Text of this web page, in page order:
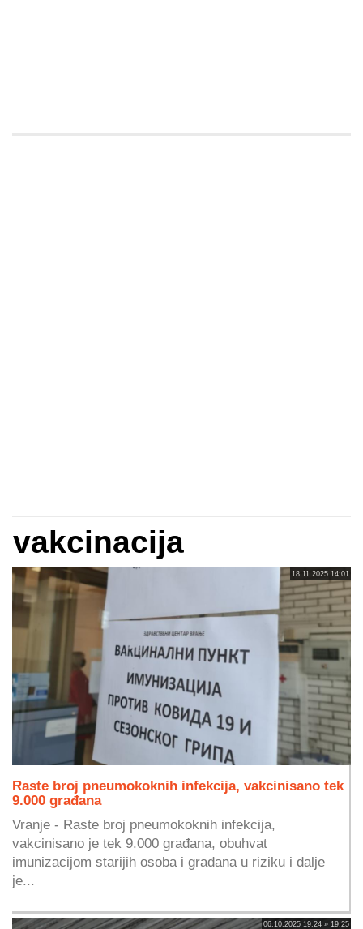
vakcinacija
18.11.2025 14:01
Raste broj pneumokoknih infekcija, vakcinisano tek
9.000 građana
Vranje - Raste broj pneumokoknih infekcija,
vakcinisano je tek 9.000 građana, obuhvat
imunizacijom starijih osoba i građana u riziku i dalje
je...
06.10.2025 19:24 » 19:25